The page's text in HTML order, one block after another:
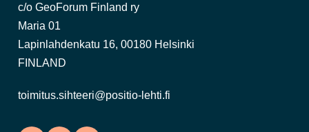
c/o GeoForum Finland ry
Maria 01
Lapinlahdenkatu 16, 00180 Helsinki
FINLAND
toimitus.sihteeri@positio-lehti.fi